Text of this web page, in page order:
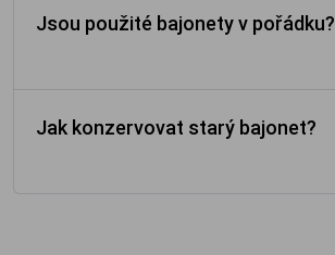
Jsou použité bajonety v pořádku?
Jak konzervovat starý bajonet?